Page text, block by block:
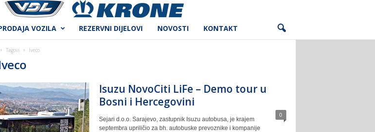
VOZILA REZERVNI DIJELOVI NOVOSTI KONTAKT
Tagovi Iveco
Isuzu NovoCiti LiFe – Demo tour u
Bosni i Hercegovini
0
Sejari d.o.o. Sarajevo, zastupnik Isuzu autobusa, je krajem
septembra upriličio za bh. autobuske prevoznike i kompanije